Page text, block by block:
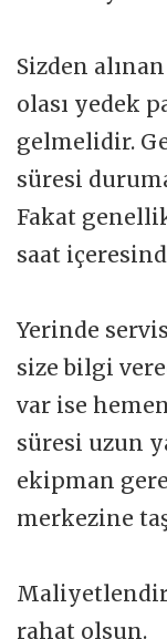
Sizden
olası yedek
gelmelidir.
süresi
Fakat
saat
Yerinde
size bilgi
var ise
süresi uzun
ekipman
merkezine
rahat olsun.